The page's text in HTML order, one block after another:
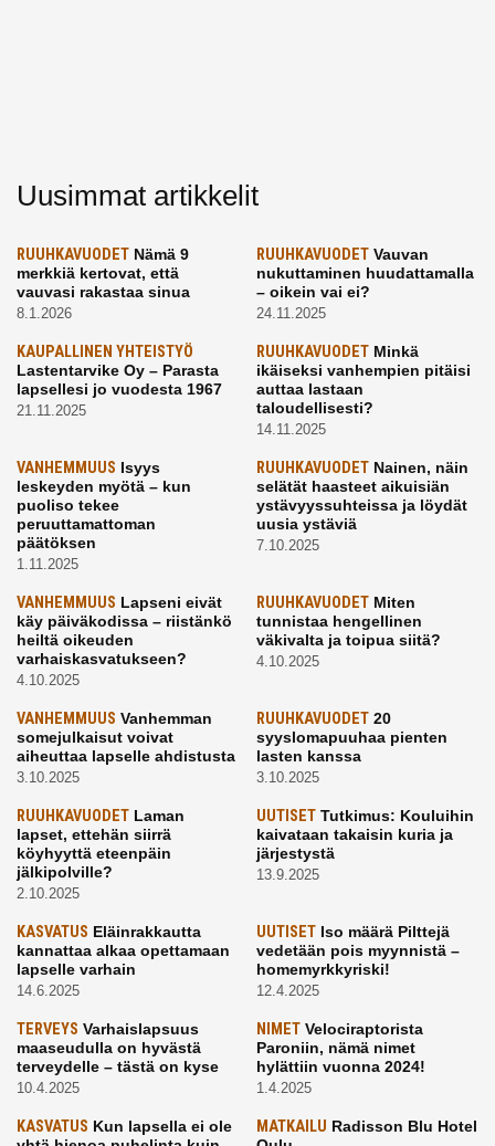
Uusimmat artikkelit
RUUHKAVUODET Nämä 9
merkkiä kertovat, että
vauvasi rakastaa sinua
8.1.2026
RUUHKAVUODETVauvan
nukuttaminen huudattamalla
– oikein vai ei?
24.11.2025
KAUPALLINEN YHTEISTYÖ
Lastentarvike Oy – Parasta
lapsellesi jo vuodesta 1967
21.11.2025
RUUHKAVUODETMinkä
ikäiseksi vanhempien pitäisi
auttaa lastaan
taloudellisesti?
14.11.2025
VANHEMMUUS Isyys
leskeyden myötä – kun
puoliso tekee
peruuttamattoman
päätöksen
1.11.2025
RUUHKAVUODETNainen, näin
selätät haasteet aikuisiän
ystävyyssuhteissa ja löydät
uusia ystäviä
7.10.2025
VANHEMMUUS Lapseni eivät
käy päiväkodissa – riistänkö
heiltä oikeuden
varhaiskasvatukseen?
4.10.2025
RUUHKAVUODETMiten
tunnistaa hengellinen
väkivalta ja toipua siitä?
4.10.2025
VANHEMMUUS Vanhemman
somejulkaisut voivat
aiheuttaa lapselle ahdistusta
3.10.2025
RUUHKAVUODET20
syyslomapuuhaa pienten
lasten kanssa
3.10.2025
RUUHKAVUODET Laman
lapset, ettehän siirrä
köyhyyttä eteenpäin
jälkipolville?
2.10.2025
UUTISETTutkimus: Kouluihin
kaivataan takaisin kuria ja
järjestystä
13.9.2025
KASVATUS Eläinrakkautta
kannattaa alkaa opettamaan
lapselle varhain
14.6.2025
UUTISETIso määrä Pilttejä
vedetään pois myynnistä –
homemyrkkyriski!
12.4.2025
TERVEYS Varhaislapsuus
maaseudulla on hyvästä
terveydelle – tästä on kyse
10.4.2025
NIMETVelociraptorista
Paroniin, nämä nimet
hylättiin vuonna 2024!
1.4.2025
KASVATUS Kun lapsella ei ole
MATKAILU Radisson Blu Hotel